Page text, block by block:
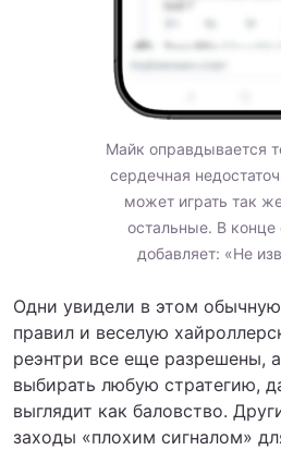
Майк оправдывается
сердечная
может играть так
остальные. В конце
добавляет: «Не
Одни увидели в этом
правил и веселую
реэнтри все еще разрешены,
выбирать любую стратегию,
выглядит как баловство.
заходы «плохим сигналом»